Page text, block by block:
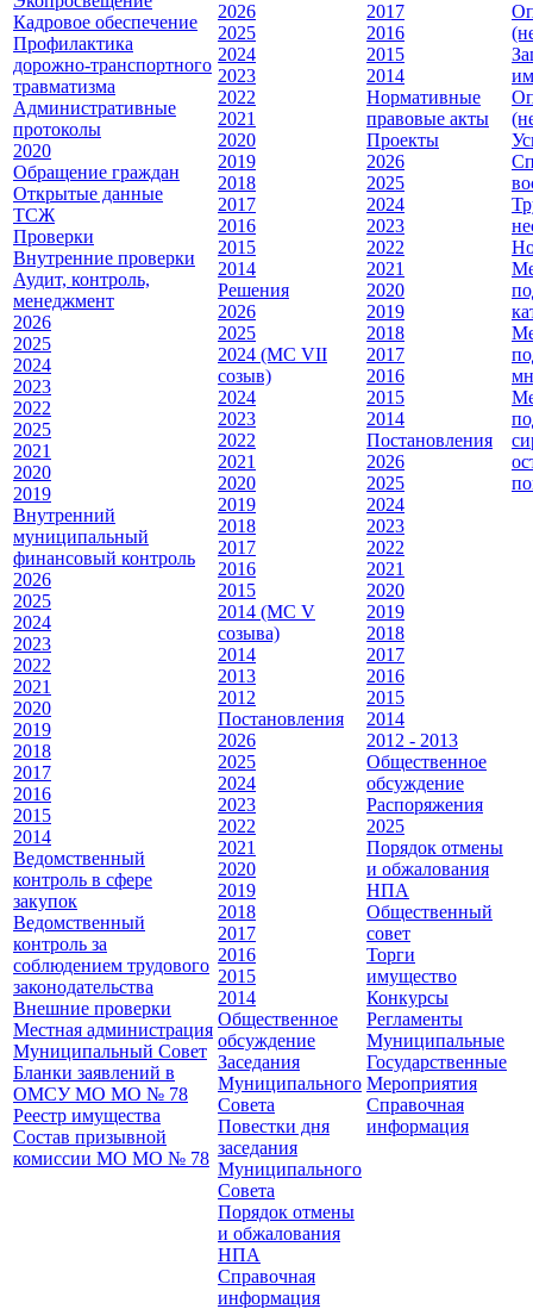
Кадровое обеспечение
Профилактика
дорожно-транспортного
травматизма
Административные
протоколы
2020
Обращение граждан
Открытые данные
ТСЖ
Проверки
Внутренние проверки
Аудит, контроль,
менеджмент
2026
2025
2024
2023
2022
2025
2021
2020
2019
Внутренний
муниципальный
финансовый контроль
2026
2025
2024
2023
2022
2021
2020
2019
2018
2017
2016
2015
2014
Ведомственный
контроль в сфере
закупок
Ведомственный
контроль за
соблюдением трудового
законодательства
Внешние проверки
Местная администрация
Муниципальный Совет
Бланки заявлений в
ОМСУ МО МО № 78
Реестр имущества
Состав призывной
комиссии МО МО № 78
2026
2025
2024
2023
2022
2021
2020
2019
2018
2017
2016
2015
2014
Решения
2026
2025
2024 (МС VII
созыв)
2024
2023
2022
2021
2020
2019
2018
2017
2016
2015
2014 (МС V
созыва)
2014
2013
2012
Постановления
2026
2025
2024
2023
2022
2021
2020
2019
2018
2017
2016
2015
2014
Общественное
обсуждение
Заседания
Муниципального
Совета
Повестки дня
заседания
Муниципального
Совета
Порядок отмены
и обжалования
НПА
Справочная
информация
2017
2016
2015
2014
Нормативные
правовые акты
Проекты
2026
2025
2024
2023
2022
2021
2020
2019
2018
2017
2016
2015
2014
Постановления
2026
2025
2024
2023
2022
2021
2020
2019
2018
2017
2016
2015
2014
2012 - 2013
Общественное
обсуждение
Распоряжения
2025
Порядок отмены
и обжалования
НПА
Общественный
совет
Торги
имущество
Конкурсы
Регламенты
Муниципальные
Государственные
Мероприятия
Справочная
информация